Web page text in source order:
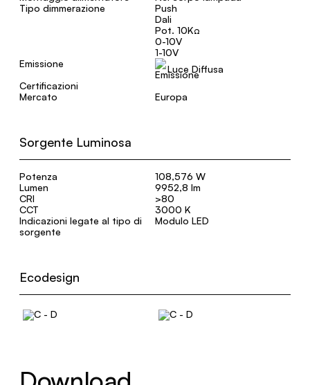
Tipo dimmerazione
Push
Dali
Pot. 10KΩ
0-10V
1-10V
Emissione
Luce Diffusa
Certificazioni
Mercato
Europa
Sorgente Luminosa
Potenza
108,576 W
Lumen
9952,8 lm
CRI
>80
CCT
3000 K
Indicazioni legate al tipo di
sorgente
Modulo LED
Ecodesign